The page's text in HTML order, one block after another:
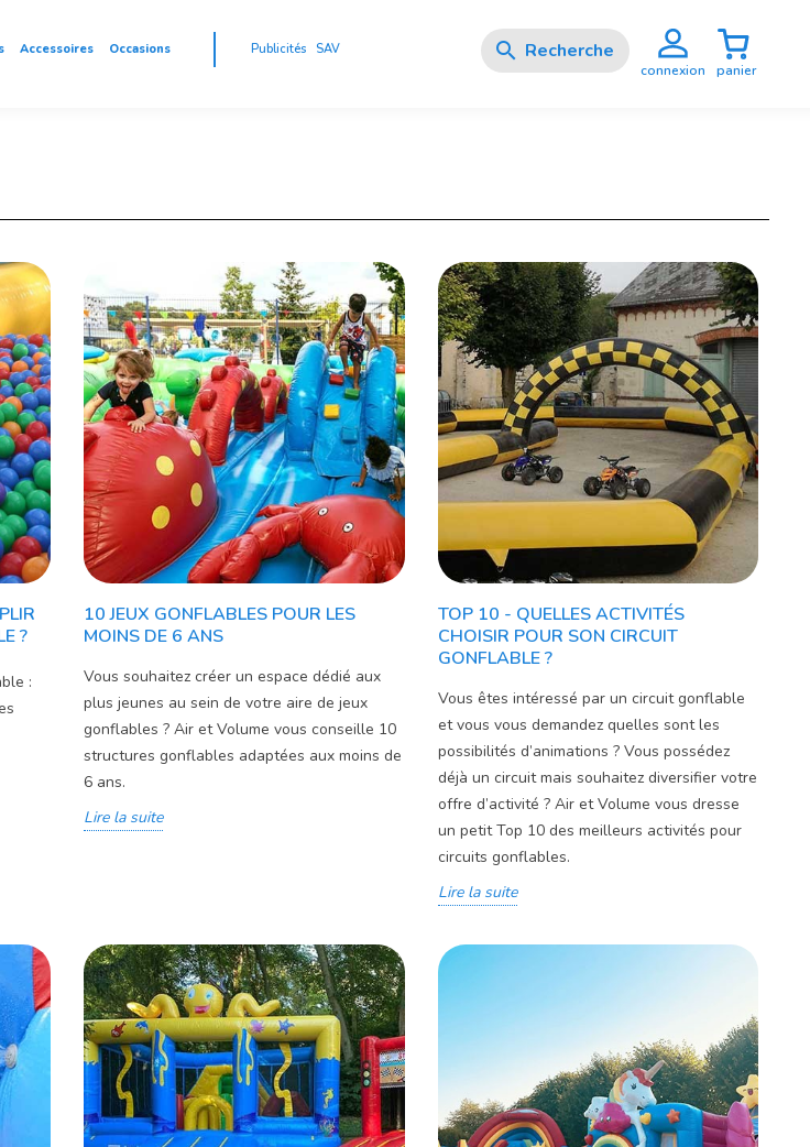
Accessoires Occasions Publicités SAV 
connexion panier
?
:
10 JEUX GONFLABLES POUR LES
MOINS DE 6 ANS
Vous souhaitez créer un espace dédié aux
plus jeunes au sein de votre aire de jeux
gonflables ? Air et Volume vous conseille 10
structures gonflables adaptées aux moins de
6 ans.
Lire la suite
TOP 10 - QUELLES ACTIVITÉS
CHOISIR POUR SON CIRCUIT
GONFLABLE ?
Vous êtes intéressé par un circuit gonflable
et vous vous demandez quelles sont les
possibilités d’animations ? Vous possédez
déjà un circuit mais souhaitez diversifier votre
offre d’activité ? Air et Volume vous dresse
un petit Top 10 des meilleurs activités pour
circuits gonflables.
Lire la suite